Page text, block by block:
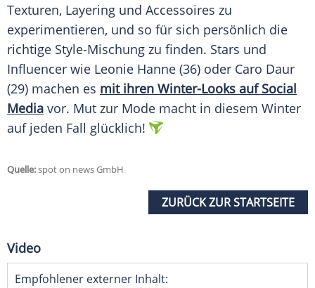
Texturen, Layering und Accessoires zu
experimentieren, und so für sich persönlich die
richtige Style-Mischung zu finden. Stars und
Influencer wie Leonie Hanne (36) oder Caro Daur
(29) machen es mit ihren Winter-Looks auf Social
Media vor. Mut zur Mode macht in diesem Winter
auf jeden Fall glücklich!
Quelle:spot on news GmbH
ZURÜCK ZUR STARTSEITE
Video
Empfohlener externer Inhalt: